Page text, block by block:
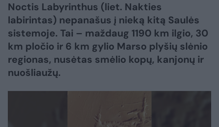
Noctis Labyrinthus (liet. Nakties
labirintas) nepanašus į nieką kitą Saulės
sistemoje. Tai – maždaug 1190 km ilgio, 30
km pločio ir 6 km gylio Marso plyšių slėnio
regionas, nusėtas smėlio kopų, kanjonų ir
nuošliaužų.